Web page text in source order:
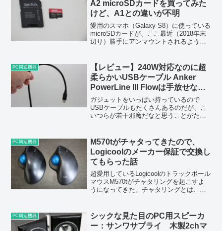
A2 microSDカードを買ってみた
けど、A1との違いが不明
愛用のスマホ（Galaxy S8）に使っている
microSDカードが、ここ最近（2018年末
辺り）勝手にアンマウントされるように
ウントされても何か困ったりすること...
PC周辺機器
【レビュー】240W対応なのに超
柔らかいUSBケーブル Anker
PowerLine III Flowは手放せなく
なる便利さがある
ガジェットをいっぱい持っているので
USBケーブルもたくさんあるのだが、こ
いつらが若干邪魔だなと思うことがたま
回しが悪いなと思う場面も存在する。今
使っているUGREE...
PC周辺機器
M570tがチャタってきたので、
Logicoolのメーカー保証で交換し
てもらった話
超愛用しているLogicoolのトラックボール
マウスM570tがチャタリングを起こすよ
うになってきた。チャタリングとは、シ
もりなのにシングルクリックになるクリ
ック中に勝...
PC周辺機器
シックな見た目のPC用スピーカ
ー：サンワサプライ 木製2chマ